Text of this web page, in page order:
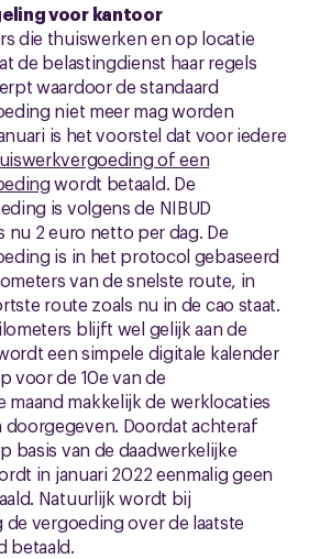
voor kantoor
die thuiswerken en op locatie
de belastingdienst haar regels
waardoor de standaard
niet meer mag worden
is het voorstel dat voor iedere
of een
wordt betaald. De
is volgens de NIBUD
nu 2 euro netto per dag. De
is in het protocol gebaseerd
van de snelste route, in
route zoals nu in de cao staat.
blijft wel gelijk aan de
een simpele digitale kalender
voor de 10e van de
maand makkelijk de werklocaties
Doordat achteraf
basis van de daadwerkelijke
in januari 2022 eenmalig geen
Natuurlijk wordt bij
vergoeding over de laatste
betaald.